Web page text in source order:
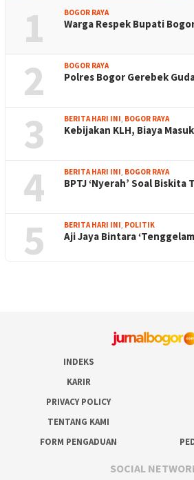
1 BOGOR RAYA
Warga Respek Bupati
2 BOGOR RAYA
Polres Bogor Gerebek
3 BERITA HARI INI BOGOR RAYA
Kebijakan KLH, Biaya
4 BERITA HARI INI BOGOR RAYA
BPTJ ‘Nyerah’ Soal Biskita
5 BERITA HARI INI POLITIK
Aji Jaya Bintara
INDEKS
KARIR
PRIVACY POLICY
TENTANG KAMI
FORM PENGADUAN
SOCIAL